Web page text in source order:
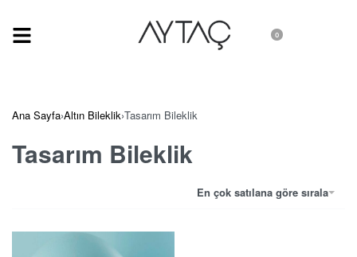
0
Ana Sayfa›Altın Bileklik›Tasarım Bileklik
Tasarım Bileklik
En çok satılana göre sırala